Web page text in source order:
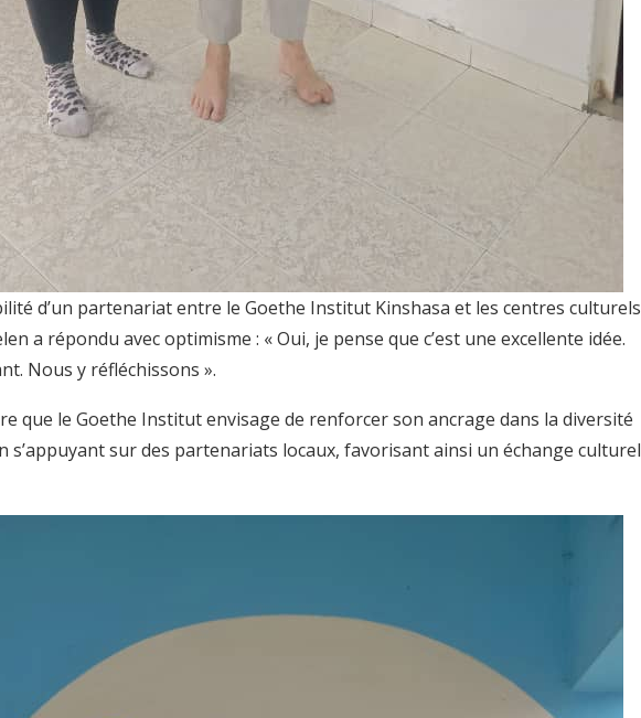
d’un partenariat entre le Goethe Institut Kinshasa et les centres culturels
a répondu avec optimisme : « Oui, je pense que c’est une excellente idée.
Nous y réfléchissons ».
que le Goethe Institut envisage de renforcer son ancrage dans la diversité
s’appuyant sur des partenariats locaux, favorisant ainsi un échange culturel